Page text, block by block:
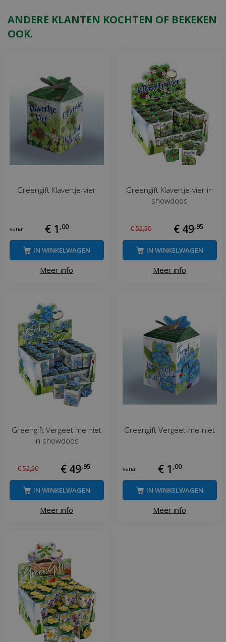
ANDERE KLANTEN KOCHTEN OF BEKEKEN
OOK.
Greengift Klavertje-vier
vanaf € 1 ,00
Meer info
IN WINKELWAGEN
Greengift Klavertje-vier in
showdoos
€52,50 € 49,95
Meer info
IN WINKELWAGEN
Greengift Vergeet me niet
in showdoos
€52,50 € 49,95
Meer info
IN WINKELWAGEN
Greengift Vergeet-me-niet
vanaf € 1 ,00
Meer info
IN WINKELWAGEN